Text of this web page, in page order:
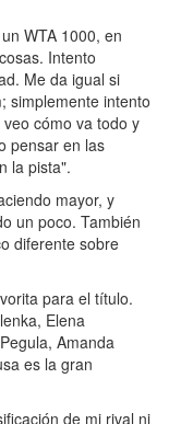
WTA 1000, en
Intento
Me da igual si
simplemente intento
cómo va todo y
pensar en las
la pista".
mayor, y
un poco. También
diferente sobre
para el título.
Elena
Amanda
es la gran
de mi rival ni